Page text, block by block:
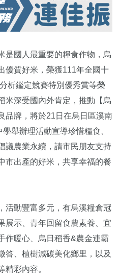
是國人最重要的糧食作物，烏
優質好米，榮獲111年全國十
析鑑定競賽特別優秀賞等榮
米深受國內外肯定，推動【烏
品牌，將於21日在烏日區溪南
舉辦理活動宣導珍惜糧食、
議農業永續，請市民朋友支持
市出產的好米，共享幸福的餐
活動豐富多元，有烏溪糧倉冠
展示、青年回留食農素養、宜
作暖心、烏日稻香&農金連霸
答、植樹減碳美化鄉里，以及
精彩內容。